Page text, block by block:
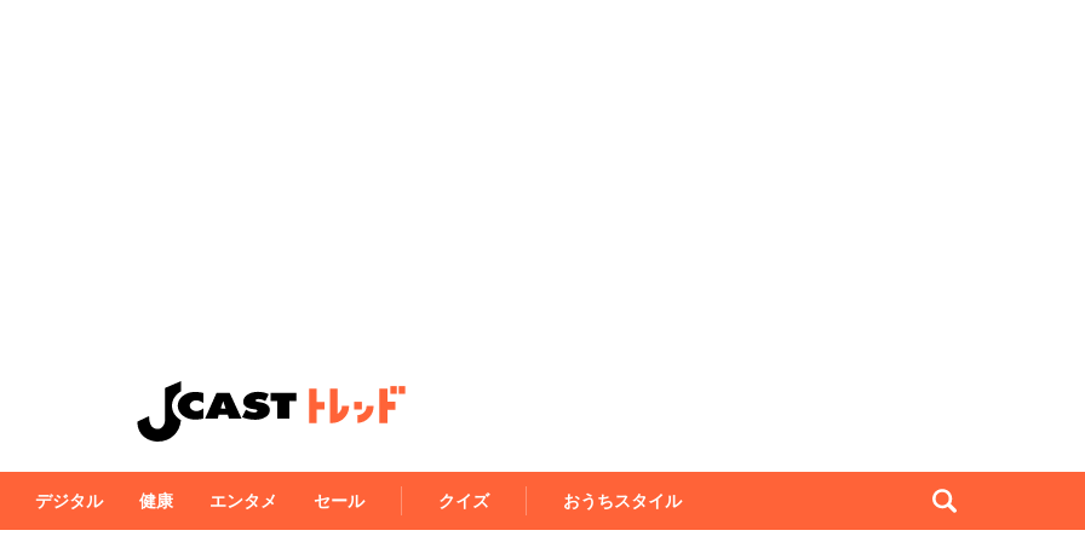
デジタル 健康 エンタメ セール クイズ おうちスタイル